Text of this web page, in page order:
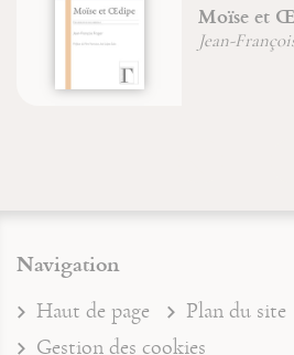
Moïse et Œdipe
Jean-François Froger
Navigation
Haut de page Plan du site
Gestion des cookies